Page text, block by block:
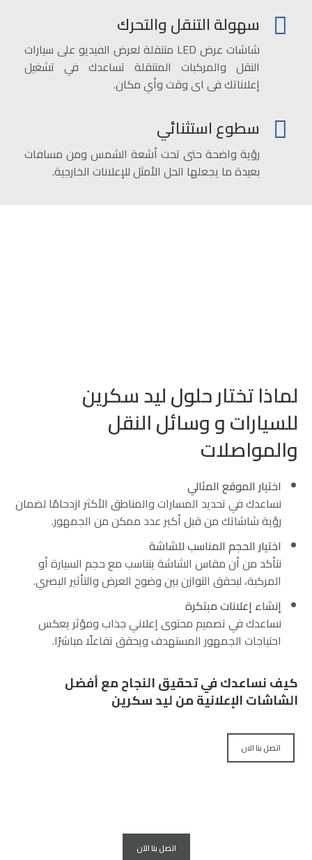
سهولة التنقل والتحرك
شاشات عرض LED متنقلة لعرض الفيديو على سيارات
النقل والمركبات المتنقلة تساعدك في تشغيل
إعلاناتك فى اى وقت وأي مكان.
سطوع استثنائي
رؤية واضحة حتى تحت أشعة الشمس ومن مسافات
بعيدة ما يجعلها الحل الأمثل للإعلانات الخارجية.
لماذا تختار حلول ليد سكرين
للسيارات و وسائل النقل
والمواصلات
اختيار الموقع المثالي
نساعدك في تحديد المسارات والمناطق الأكثر ازدحامًا لضمان
رؤية شاشاتك من قبل أكبر عدد ممكن من الجمهور.
اختيار الحجم المناسب للشاشة
نتأكد من أن مقاس الشاشة يتناسب مع حجم السيارة أو
المركبة، ليحقق التوازن بين وضوح العرض والتأثير البصري.
إنشاء إعلانات مبتكرة
نساعدك في تصميم محتوى إعلاني جذاب ومؤثر يعكس
احتياجات الجمهور المستهدف ويحقق تفاعلًا مباشرًا.
كيف نساعدك في تحقيق النجاح مع أفضل
الشاشات الإعلانية من ليد سكرين
اتصل بنا الان
اتصل بنا الآن